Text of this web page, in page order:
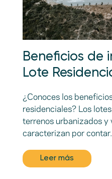
Beneficios de
Lote
¿Conoces los
residenciales? Los
terrenos urbanizados y
caracterizan por
Leer más